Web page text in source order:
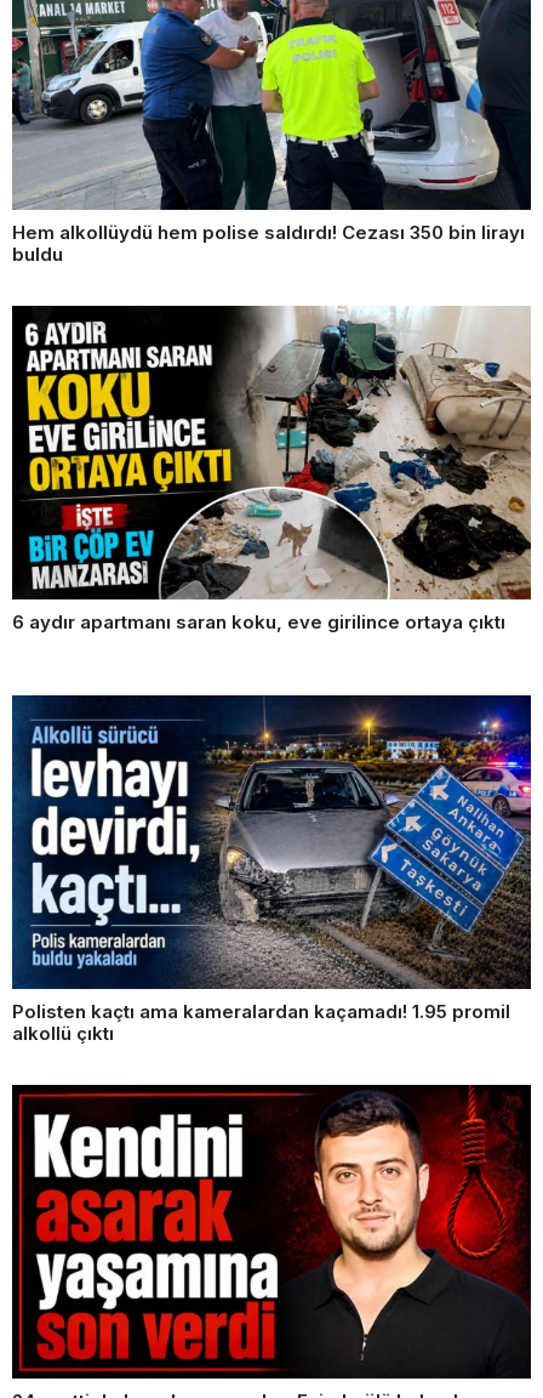
Hem alkollüydü hem polise saldırdı! Cezası 350 bin lirayı
buldu
6 aydır apartmanı saran koku, eve girilince ortaya çıktı
Polisten kaçtı ama kameralardan kaçamadı! 1.95 promil
alkollü çıktı